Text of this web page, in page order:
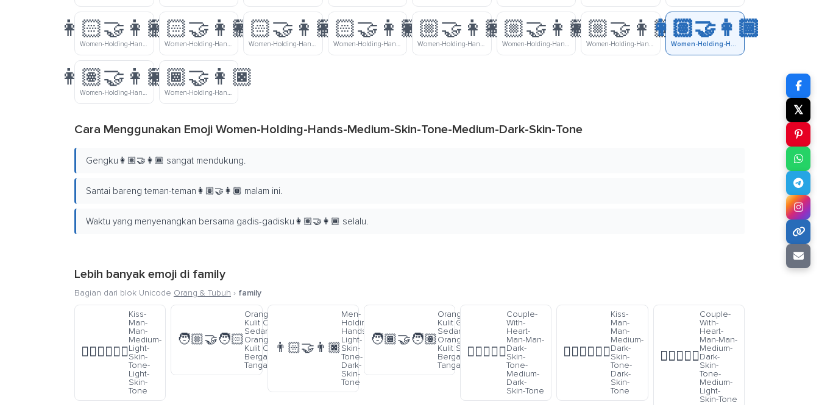
👩🏻‍🤝‍👩🏼
Women-Holding-Hands-Light-Skin-Tone-Medium-Light-Skin-Tone
👩🏻‍🤝‍👩🏽
Women-Holding-Hands-Light-Skin-Tone-Medium-Skin-Tone
👩🏻‍🤝‍👩🏾
Women-Holding-Hands-Light-Skin-Tone-Medium-Dark-Skin-Tone
👩🏻‍🤝‍👩🏿
Women-Holding-Hands-Light-Skin-Tone-Dark-Skin-Tone
👩🏼‍🤝‍👩🏽
Women-Holding-Hands-Medium-Light-Skin-Tone-Medium-Skin-Tone
👩🏼‍🤝‍👩🏾
Women-Holding-Hands-Medium-Light-Skin-Tone-Medium-Dark-Skin-Tone
👩🏼‍🤝‍👩🏿
Women-Holding-Hands-Medium-Light-Skin-Tone-Dark-Skin-Tone
👩🏽‍🤝‍👩🏾
Women-Holding-Hands-Medium-Skin-Tone-Medium-Dark-Skin-Tone
👩🏽‍🤝‍👩🏿
Women-Holding-Hands-Medium-Skin-Tone-Dark-Skin-Tone
👩🏾‍🤝‍👩🏿
Women-Holding-Hands-Medium-Dark-Skin-Tone-Dark-Skin-Tone
Cara Menggunakan Emoji Women-Holding-Hands-Medium-Skin-Tone-Medium-Dark-Skin-Tone
Gengku👩🏽‍🤝‍👩🏾 sangat mendukung.
Santai bareng teman-teman👩🏽‍🤝‍👩🏾 malam ini.
Waktu yang menyenangkan bersama gadis-gadisku👩🏽‍🤝‍👩🏾 selalu.
Lebih banyak emoji di family
Bagian dari blok Unicode Orang & Tubuh › family
👨🏼‍❤️‍💋‍👨🏻
Kiss-
Man-
Man-
Medium-
Light-
Skin-
Tone-
Light-
Skin-
Tone
🧑🏼‍🤝‍🧑🏻
Orang Warna
Kulit Cerah-
Sedang Dan
Orang Warna
Kulit Cerah
Bergandengan
Tangan
👨🏻‍🤝‍👨🏿
Men-
Holding-
Hands-
Light-
Skin-
Tone-
Dark-
Skin-
Tone
🧑🏾‍🤝‍🧑🏽
Orang Warna
Kulit Gelap-
Sedang Dan
Orang Warna
Kulit Sedang
Bergandengan
Tangan
👨🏿‍❤️‍👨🏾
Couple-
With-
Heart-
Man-Man-
Dark-
Skin-
Tone-
Medium-
Dark-
Skin-Tone
👨🏾‍❤️‍💋‍👨🏿
Kiss-
Man-
Man-
Medium-
Dark-
Skin-
Tone-
Dark-
Skin-
Tone
👨🏾‍❤️‍👨🏼
Couple-
With-
Heart-
Man-Man-
Medium-
Dark-
Skin-
Tone-
Medium-
Light-
Skin-Tone
𝕏